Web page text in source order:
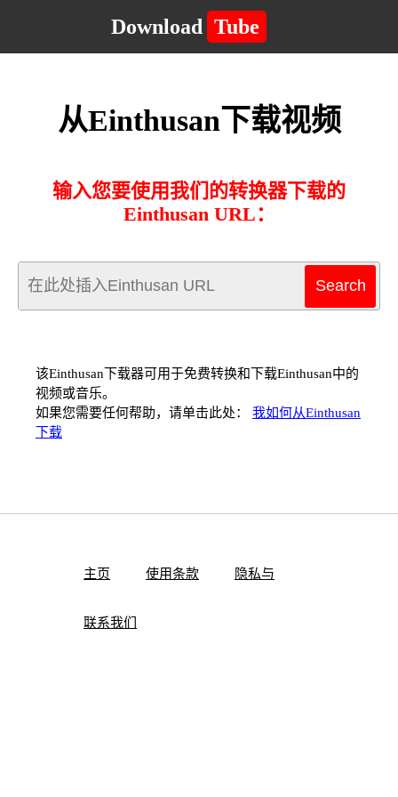
Download Tube
从Einthusan下载视频
输入您要使用我们的转换器下载的
Einthusan URL：
该Einthusan下载器可用于免费转换和下载Einthusan中的
视频或音乐。
如果您需要任何帮助，请单击此处： 我如何从Einthusan
下载
主页 使用条款 隐私与
联系我们